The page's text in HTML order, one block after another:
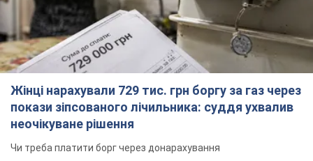
Жінці нарахували 729 тис. грн боргу за газ через
покази зіпсованого лічильника: суддя ухвалив
неочікуване рішення
Чи треба платити борг через донарахування